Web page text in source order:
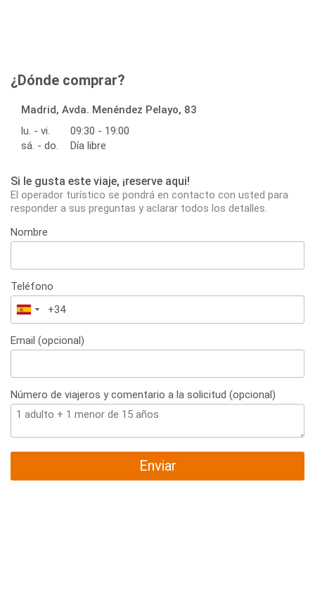
¿Dónde comprar?
Madrid, Avda. Menéndez Pelayo, 83
lu. - vi.
09:30 - 19:00
sá. - do.
Día libre
Si le gusta este viaje, ¡reserve aqui!
El operador turístico se pondrá en contacto con usted para
responder a sus preguntas y aclarar todos los detalles.
Nombre
Teléfono
España
+34
Email (opcional)
Número de viajeros y comentario a la solicitud (opcional)
Enviar